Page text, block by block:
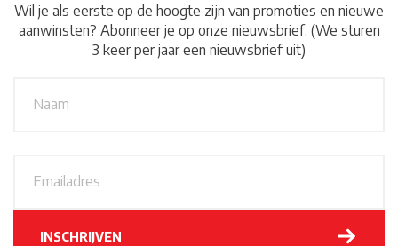
Wil je als eerste op de hoogte zijn van promoties en nieuwe
aanwinsten? Abonneer je op onze nieuwsbrief. (We sturen
3 keer per jaar een nieuwsbrief uit)
i
INSCHRIJVEN